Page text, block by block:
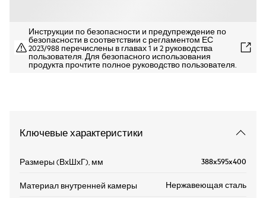
Инструкции по безопасности и предупреждение по
безопасности в соответствии с регламентом ЕС
2023/988 перечислены в главах 1 и 2 руководства
пользователя. Для безопасного использования
продукта прочтите полное руководство пользователя.
Ключевые характеристики
Размеры (ВхШхГ), мм 388x595x400
Материал внутренней камеры Нержавеющая сталь